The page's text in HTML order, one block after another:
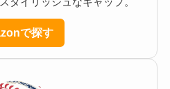
タイリッシュなキャップ。
で探す